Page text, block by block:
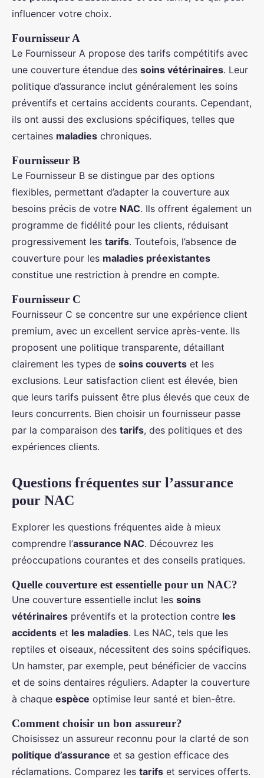
influencer votre choix.
Fournisseur A
Le Fournisseur A propose des tarifs compétitifs avec
une couverture étendue des soins vétérinaires. Leur
politique d’assurance inclut généralement les soins
préventifs et certains accidents courants. Cependant,
ils ont aussi des exclusions spécifiques, telles que
certaines maladies chroniques.
Fournisseur B
Le Fournisseur B se distingue par des options
flexibles, permettant d’adapter la couverture aux
besoins précis de votre NAC. Ils offrent également un
programme de fidélité pour les clients, réduisant
progressivement les tarifs. Toutefois, l’absence de
couverture pour les maladies préexistantes
constitue une restriction à prendre en compte.
Fournisseur C
Fournisseur C se concentre sur une expérience client
premium, avec un excellent service après-vente. Ils
proposent une politique transparente, détaillant
clairement les types de soins couverts et les
exclusions. Leur satisfaction client est élevée, bien
que leurs tarifs puissent être plus élevés que ceux de
leurs concurrents. Bien choisir un fournisseur passe
par la comparaison des tarifs, des politiques et des
expériences clients.
Questions fréquentes sur l’assurance
pour NAC
Explorer les questions fréquentes aide à mieux
comprendre l’assurance NAC. Découvrez les
préoccupations courantes et des conseils pratiques.
Quelle couverture est essentielle pour un NAC?
Une couverture essentielle inclut les soins
vétérinaires préventifs et la protection contre les
accidents et les maladies. Les NAC, tels que les
reptiles et oiseaux, nécessitent des soins spécifiques.
Un hamster, par exemple, peut bénéficier de vaccins
et de soins dentaires réguliers. Adapter la couverture
à chaque espèce optimise leur santé et bien-être.
Comment choisir un bon assureur?
Choisissez un assureur reconnu pour la clarté de son
politique d’assurance et sa gestion efficace des
réclamations. Comparez les tarifs et services offerts.